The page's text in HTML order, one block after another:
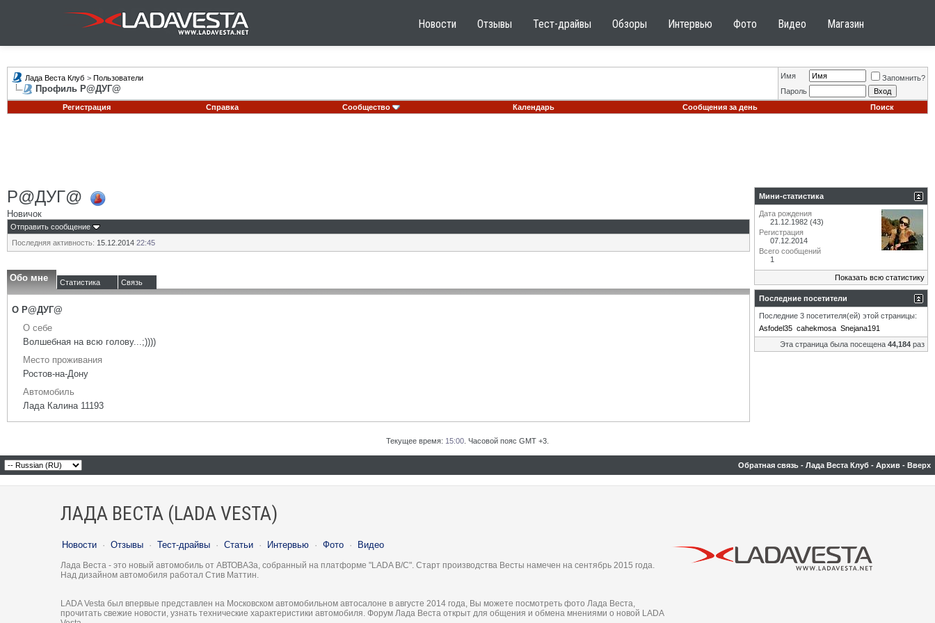
Новости Отзывы Тест-драйвы Обзоры Интервью Фото Видео Магазин
Лада Веста Клуб > Пользователи
Профиль Р@ДУГ@
Имя
Запомнить?
Пароль
Регистрация
Справка Сообщество Календарь Сообщения за день Поиск
Р@ДУГ@
Новичок
Отправить сообщение
Последняя активность: 15.12.2014 22:45
Обо мне Статистика Связь
О Р@ДУГ@
О себе
Волшебная на всю голову...;))))
Место проживания
Ростов-на-Дону
Автомобиль
Лада Калина 11193
Мини-статистика
Дата рождения
21.12.1982 (43)
Регистрация
07.12.2014
Всего сообщений
1
Показать всю статистику
Последние посетители
Последние 3 посетителя(ей) этой страницы:
Asfodel35 cahekmosa Snejana191
Эта страница была посещена 44,184 раз
Текущее время: 15:00 . Часовой пояс GMT +3.
Обратная связь - Лада Веста Клуб - Архив - Вверх
ЛАДА ВЕСТА (LADA VESTA)
Новости · Отзывы · Тест-драйвы · Статьи · Интервью · Фото · Видео
Лада Веста - это новый автомобиль от АВТОВАЗа, собранный на платформе "LADA B/C". Старт производства Весты намечен на сентябрь 2015 года.
Над дизайном автомобиля работал Стив Маттин.
LADA Vesta был впервые представлен на Московском автомобильном автосалоне в августе 2014 года, Вы можете посмотреть фото Лада Веста,
прочитать свежие новости, узнать технические характеристики автомобиля. Форум Лада Веста открыт для общения и обмена мнениями о новой LADA